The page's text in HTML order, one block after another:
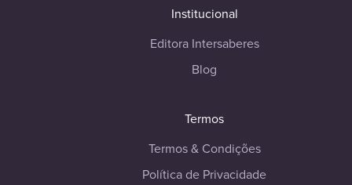
Institucional
Editora Intersaberes
Blog
Termos
Termos & Condições
Política de Privacidade